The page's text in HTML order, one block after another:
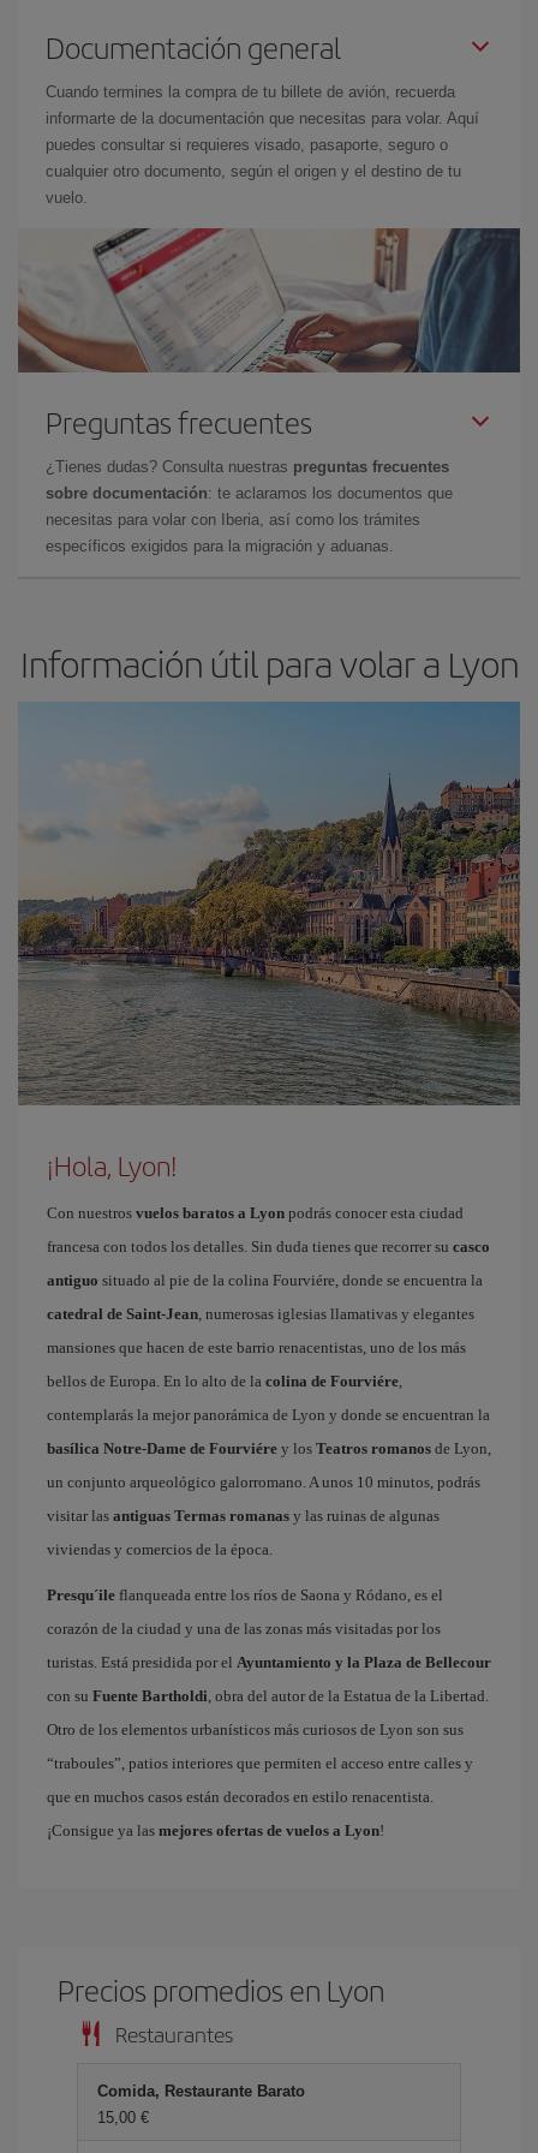
Documentación general
Cuando termines la compra de tu billete de avión, recuerda
informarte de la documentación que necesitas para volar. Aquí
puedes consultar si requieres visado, pasaporte, seguro o
cualquier otro documento, según el origen y el destino de tu
vuelo.
Preguntas frecuentes
¿Tienes dudas? Consulta nuestras preguntas frecuentes
sobre documentación: te aclaramos los documentos que
necesitas para volar con Iberia, así como los trámites
específicos exigidos para la migración y aduanas.
Información útil para volar a Lyon
¡Hola, Lyon!
Con nuestros vuelos baratos a Lyon podrás conocer esta ciudad
francesa con todos los detalles. Sin duda tienes que recorrer su casco
antiguo situado al pie de la colina Fourviére, donde se encuentra la
catedral de Saint-Jean, numerosas iglesias llamativas y elegantes
mansiones que hacen de este barrio renacentistas, uno de los más
bellos de Europa. En lo alto de la colina de Fourviére,
contemplarás la mejor panorámica de Lyon y donde se encuentran la
basílica Notre-Dame de Fourviére y los Teatros romanos de Lyon,
un conjunto arqueológico galorromano. A unos 10 minutos, podrás
visitar las antiguas Termas romanas y las ruinas de algunas
viviendas y comercios de la época.
Presqu´ile flanqueada entre los ríos de Saona y Ródano, es el
corazón de la ciudad y una de las zonas más visitadas por los
turistas. Está presidida por el Ayuntamiento y la Plaza de Bellecour
con su Fuente Bartholdi, obra del autor de la Estatua de la Libertad.
Otro de los elementos urbanísticos más curiosos de Lyon son sus
“traboules”, patios interiores que permiten el acceso entre calles y
que en muchos casos están decorados en estilo renacentista.
¡Consigue ya las mejores ofertas de vuelos a Lyon!
Precios promedios en Lyon
Restaurantes
Comida, Restaurante Barato
15,00